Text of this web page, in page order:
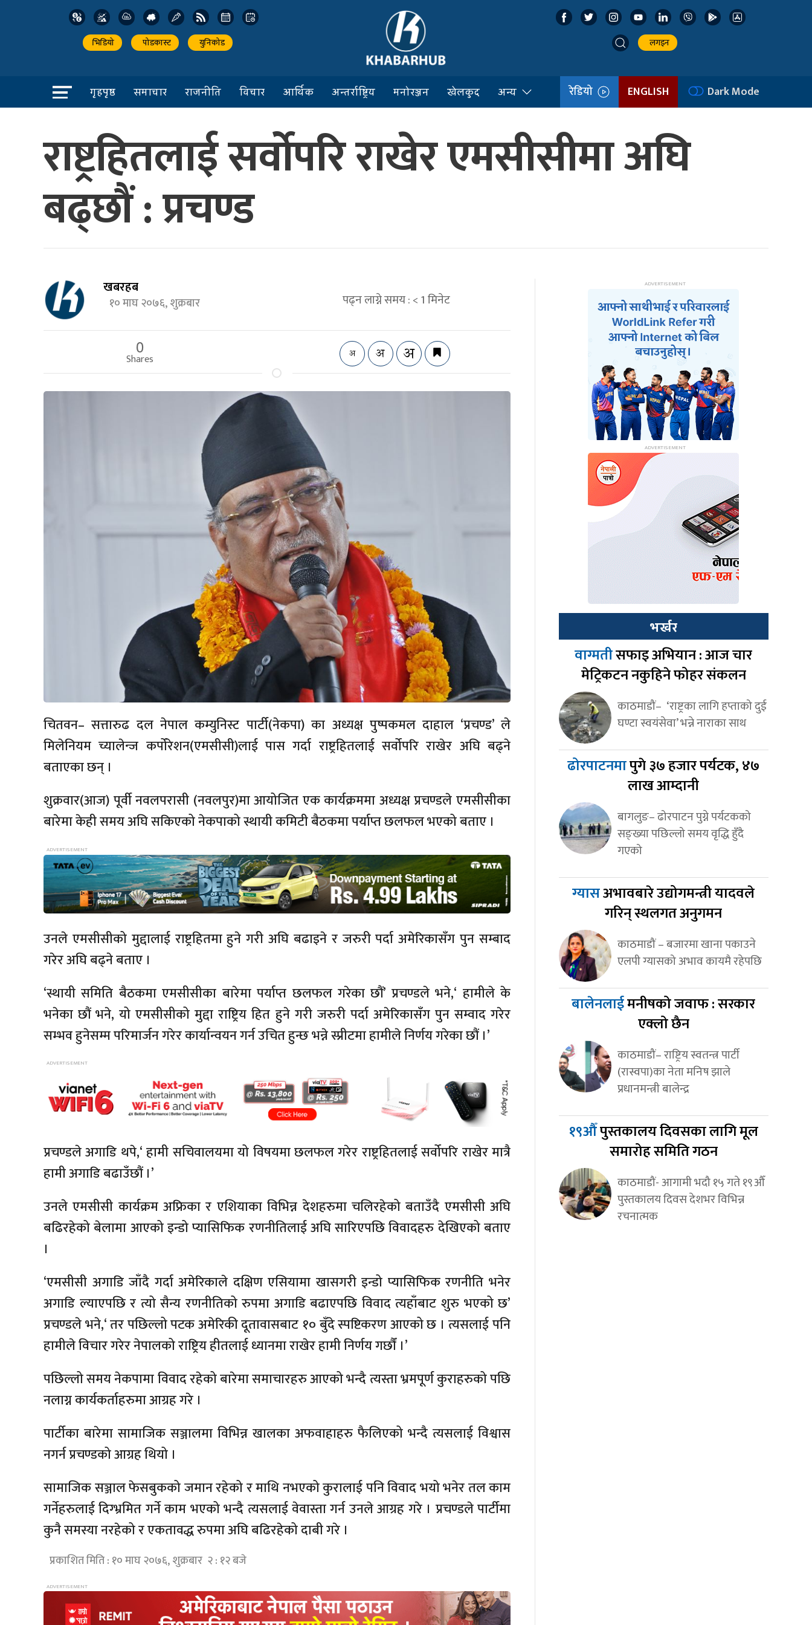
भिडियो पोडकास्ट युनिकोड लगइन
गृहपृष्ठ समाचार राजनीति विचार आर्थिक अन्तर्राष्ट्रिय मनोरञ्जन खेलकुद अन्य रेडियो ENGLISH Dark Mode
राष्ट्रहितलाई सर्वोपरि राखेर एमसीसीमा अघि
बढ्छौं : प्रचण्ड
खबरहब
१० माघ २०७६, शुक्रबार पढ्न लाग्ने समय :< 1मिनेट
0
Shares
चितवन– सत्तारुढ दल नेपाल कम्युनिस्ट पार्टी(नेकपा) का अध्यक्ष पुष्पकमल दाहाल ‘प्रचण्ड’ ले
मिलेनियम च्यालेन्ज कर्पोरेशन(एमसीसी)लाई पास गर्दा राष्ट्रहितलाई सर्वोपरि राखेर अघि बढ्ने
बताएका छन् ।
शुक्रवार(आज) पूर्वी नवलपरासी (नवलपुर)मा आयोजित एक कार्यक्रममा अध्यक्ष प्रचण्डले एमसीसीका
बारेमा केही समय अघि सकिएको नेकपाको स्थायी कमिटी बैठकमा पर्याप्त छलफल भएको बताए ।
उनले एमसीसीको मुद्दालाई राष्ट्रहितमा हुने गरी अघि बढाइने र जरुरी पर्दा अमेरिकासँग पुन सम्बाद
गरेर अघि बढ्ने बताए ।
‘स्थायी समिति बैठकमा एमसीसीका बारेमा पर्याप्त छलफल गरेका छौं’ प्रचण्डले भने,‘ हामीले के
भनेका छौं भने, यो एमसीसीको मुद्दा राष्ट्रिय हित हुने गरी जरुरी पर्दा अमेरिकासँग पुन सम्वाद गरेर
सम्भव हुनेसम्म परिमार्जन गरेर कार्यान्वयन गर्न उचित हुन्छ भन्ने स्प्रीटमा हामीले निर्णय गरेका छौं ।’
प्रचण्डले अगाडि थपे,‘ हामी सचिवालयमा यो विषयमा छलफल गरेर राष्ट्रहितलाई सर्वोपरि राखेर मात्रै
हामी अगाडि बढाउँछौं ।’
उनले एमसीसी कार्यक्रम अफ्रिका र एशियाका विभिन्न देशहरुमा चलिरहेको बताउँदै एमसीसी अघि
बढिरहेको बेलामा आएको इन्डो प्यासिफिक रणनीतिलाई अघि सारिएपछि विवादहरु देखिएको बताए
।
‘एमसीसी अगाडि जाँदै गर्दा अमेरिकाले दक्षिण एसियामा खासगरी इन्डो प्यासिफिक रणनीति भनेर
अगाडि ल्याएपछि र त्यो सैन्य रणनीतिको रुपमा अगाडि बढाएपछि विवाद त्यहाँबाट शुरु भएको छ’
प्रचण्डले भने,‘ तर पछिल्लो पटक अमेरिकी दूतावासबाट १० बुँदे स्पष्टिकरण आएको छ । त्यसलाई पनि
हामीले विचार गरेर नेपालको राष्ट्रिय हीतलाई ध्यानमा राखेर हामी निर्णय गर्छौं ।’
पछिल्लो समय नेकपामा विवाद रहेको बारेमा समाचारहरु आएको भन्दै त्यस्ता भ्रमपूर्ण कुराहरुको पछि
नलाग्न कार्यकर्ताहरुमा आग्रह गरे ।
पार्टीका बारेमा सामाजिक सञ्जालमा विभिन्न खालका अफवाहाहरु फैलिएको भन्दै त्यसलाई विश्वास
नगर्न प्रचण्डको आग्रह थियो ।
सामाजिक सञ्जाल फेसबुकको जमान रहेको र माथि नभएको कुरालाई पनि विवाद भयो भनेर तल काम
गर्नेहरुलाई दिग्भ्रमित गर्ने काम भएको भन्दै त्यसलाई वेवास्ता गर्न उनले आग्रह गरे । प्रचण्डले पार्टीमा
कुनै समस्या नरहेको र एकतावद्ध रुपमा अघि बढिरहेको दाबी गरे ।
प्रकाशित मिति : १० माघ २०७६, शुक्रबार २ : १२ बजे
भर्खर
वाग्मतीसफाइ अभियान : आज चार
मेट्रिकटन नकुहिने फोहर संकलन
काठमाडौं– ‘राष्ट्रका लागि हप्ताको दुई
घण्टा स्वयंसेवा’ भन्ने नाराका साथ
ढोरपाटनमापुगे ३७ हजार पर्यटक, ४७
लाख आम्दानी
बागलुङ– ढोरपाटन पुग्ने पर्यटकको
सङ्ख्या पछिल्लो समय वृद्धि हुँदै
गएको
ग्यासअभावबारे उद्योगमन्त्री यादवले
गरिन् स्थलगत अनुगमन
काठमाडौं – बजारमा खाना पकाउने
एलपी ग्यासको अभाव कायमै रहेपछि
बालेनलाईमनीषको जवाफ : सरकार
एक्लो छैन
काठमाडौं– राष्ट्रिय स्वतन्त्र पार्टी
(रास्वपा)का नेता मनिष झाले
प्रधानमन्त्री बालेन्द्र
१९औँपुस्तकालय दिवसका लागि मूल
समारोह समिति गठन
काठमाडौं- आगामी भदौ १५ गते १९औँ
पुस्तकालय दिवस देशभर विभिन्न
रचनात्मक